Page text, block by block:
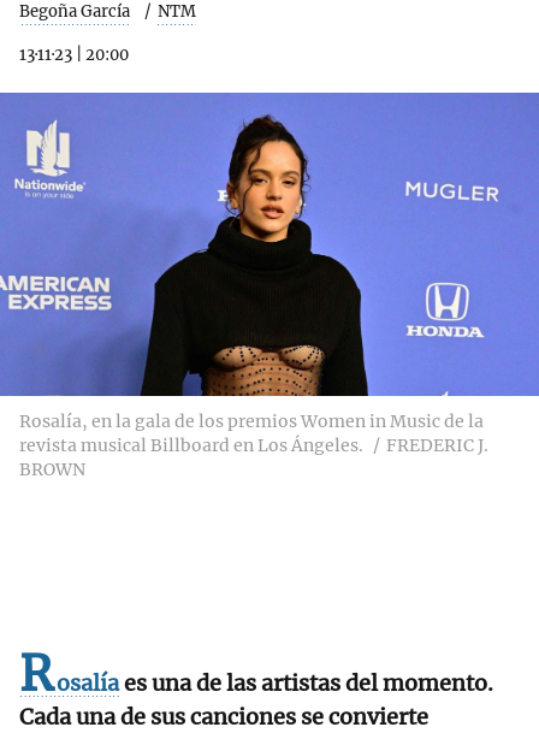
Begoña García NTM
13·11·23 20:00
Rosalía, en la gala de los premios Women in Music de la
revista musical Billboard en Los Ángeles.
FREDERIC J.
BROWN
Rosalíaes una de las artistas del momento.
Cada una de sus canciones se convierte